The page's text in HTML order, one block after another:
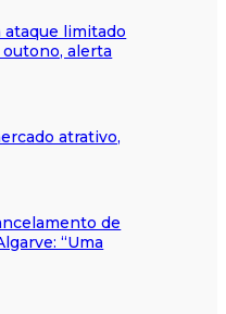
limitado
alerta
atrativo,
de
“Uma